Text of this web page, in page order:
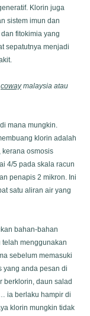
Klorin juga
sistem imun dan
fitokimia yang
sepatutnya menjadi
cowaymalaysia atau
mana mungkin.
klorin adalah
osmosis
4/5 pada skala racun
penapis 2 mikron. Ini
satu aliran air yang
bahan-bahan
menggunakan
sebelum memasuki
yang anda pesan di
berklorin, daun salad
ia berlaku hampir di
klorin mungkin tidak